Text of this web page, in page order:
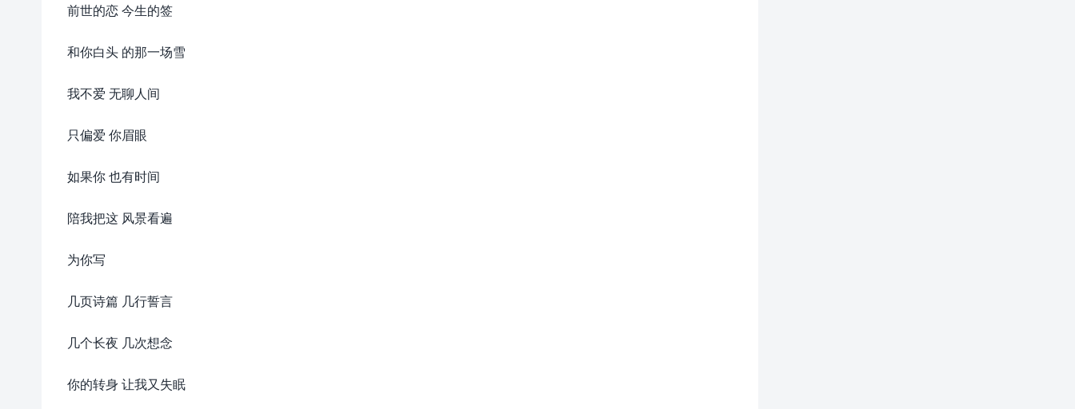
前世的恋 今生的签
和你白头 的那一场雪
我不爱 无聊人间
只偏爱 你眉眼
如果你 也有时间
陪我把这 风景看遍
为你写
几页诗篇 几行誓言
几个长夜 几次想念
你的转身 让我又失眠